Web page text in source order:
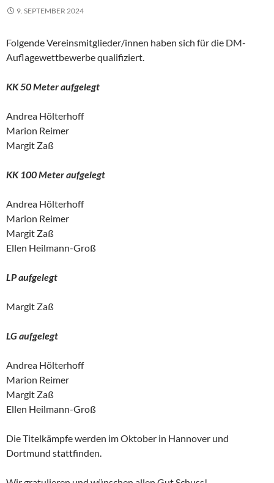
9. SEPTEMBER 2024
Folgende Vereinsmitglieder/innen haben sich für die DM-
Auflagewettbewerbe qualifiziert.
KK 50 Meter aufgelegt
Andrea Hölterhoff
Marion Reimer
Margit Zaß
KK 100 Meter aufgelegt
Andrea Hölterhoff
Marion Reimer
Margit Zaß
Ellen Heilmann-Groß
LP aufgelegt
Margit Zaß
LG aufgelegt
Andrea Hölterhoff
Marion Reimer
Margit Zaß
Ellen Heilmann-Groß
Die Titelkämpfe werden im Oktober in Hannover und
Dortmund stattfinden.